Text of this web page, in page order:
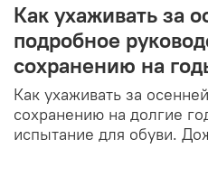
Как ухаживать за
подробное
сохранению на
Как ухаживать за
сохранению на долгие
испытание для обуви.